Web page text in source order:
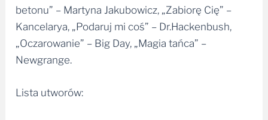
betonu” – Martyna Jakubowicz, „Zabiorę Cię” –
Kancelarya, „Podaruj mi coś” – Dr.Hackenbush,
„Oczarowanie” – Big Day, „Magia tańca” –
Newgrange.
Lista utworów: